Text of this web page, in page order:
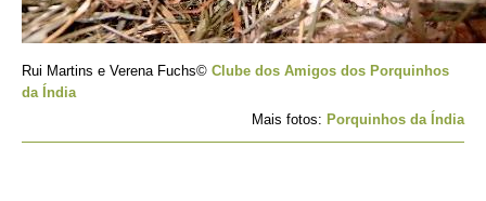
Rui Martins e Verena Fuchs© Clube dos Amigos dos Porquinhos
da Índia
Mais fotos: Porquinhos da Índia